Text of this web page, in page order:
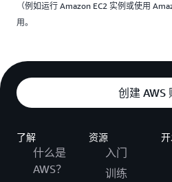
（例如运行 Amazon EC2 实例或使用
用。
创建 AWS
了解
什么是
AWS？
资源
入门
训练